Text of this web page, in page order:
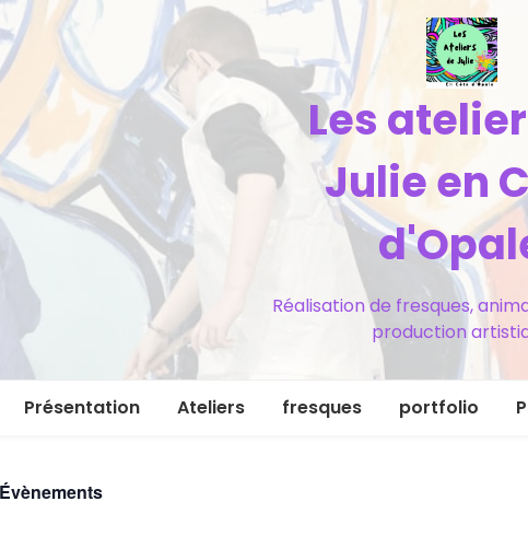
Les
Julie en
Réalisation de fresques,
production
Présentation Ateliers fresques portfolio